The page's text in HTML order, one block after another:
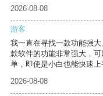
2026-08-08
游客
我一直在寻找一款功能强
款软件的功能非常强大，
单，即使是小白也能快速上
2026-08-08